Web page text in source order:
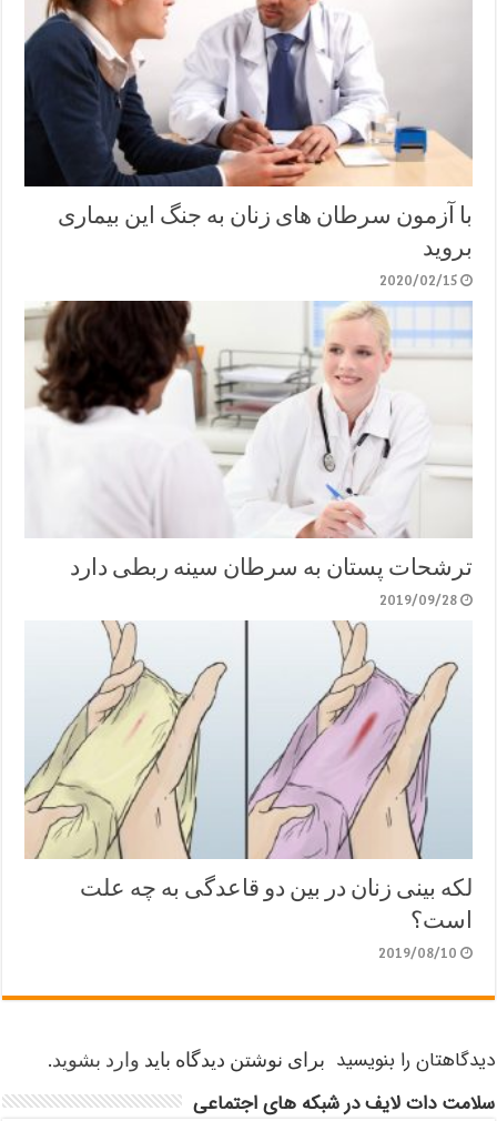
با آزمون سرطان های زنان به جنگ این بیماری
بروید
2020/02/15
ترشحات پستان به سرطان سینه ربطی دارد
2019/09/28
لکه بینی زنان در بین دو قاعدگی به چه علت
است؟
2019/08/10
دیدگاهتان را بنویسید برای نوشتن دیدگاه باید وارد بشوید.
سلامت دات لایف در شبکه های اجتماعی